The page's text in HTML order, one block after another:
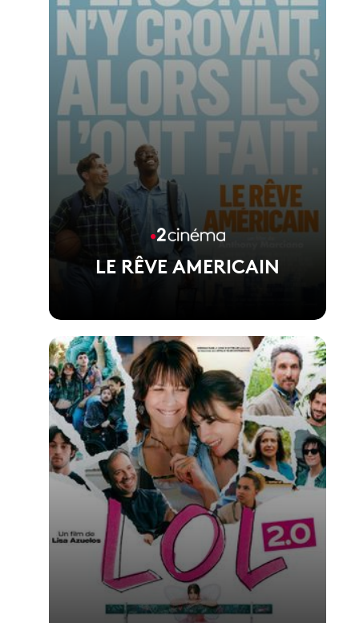
1er film réalisé par Melisa Godet
LE RÊVE AMERICAIN
Film réalisé par Anthony Marciano
Voir la fiche du film